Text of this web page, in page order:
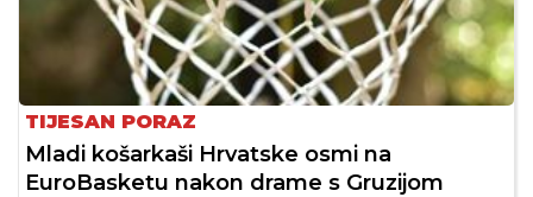
TIJESAN PORAZ
Mladi košarkaši Hrvatske osmi na
EuroBasketu nakon drame s Gruzijom